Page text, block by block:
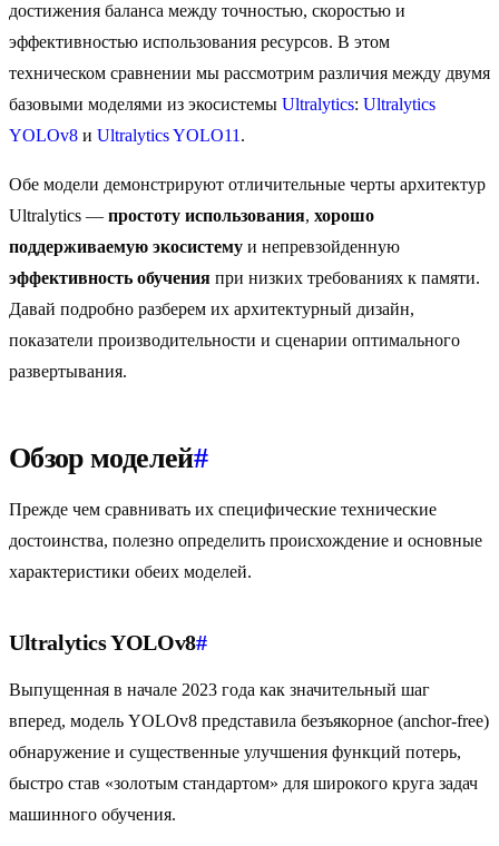
достижения баланса между точностью, скоростью и
эффективностью использования ресурсов. В этом
техническом сравнении мы рассмотрим различия между двумя
базовыми моделями из экосистемы Ultralytics: Ultralytics
YOLOv8 и Ultralytics YOLO11 .
Обе модели демонстрируют отличительные черты архитектур
Ultralytics — простоту использования, хорошо
поддерживаемую экосистему и непревзойденную
эффективность обучения при низких требованиях к памяти.
Давай подробно разберем их архитектурный дизайн,
показатели производительности и сценарии оптимального
развертывания.
Обзор моделей#
Прежде чем сравнивать их специфические технические
достоинства, полезно определить происхождение и основные
характеристики обеих моделей.
Ultralytics YOLOv8#
Выпущенная в начале 2023 года как значительный шаг
вперед, модель YOLOv8 представила безъякорное (anchor-free)
обнаружение и существенные улучшения функций потерь,
быстро став «золотым стандартом» для широкого круга задач
машинного обучения.